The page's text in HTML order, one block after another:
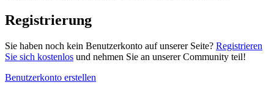
Registrierung
Sie haben noch kein Benutzerkonto auf unserer Seite? Registrieren
Sie sich kostenlos und nehmen Sie an unserer Community teil!
Benutzerkonto erstellen